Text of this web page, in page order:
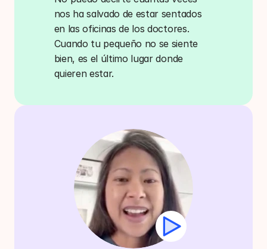
nos ha salvado de estar sentados
en las oficinas de los doctores.
Cuando tu pequeño no se siente
bien, es el último lugar donde
quieren estar.